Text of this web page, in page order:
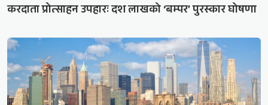
करदाता प्रोत्साहन उपहारः दश लाखको ‘बम्पर’ पुरस्कार घोषणा